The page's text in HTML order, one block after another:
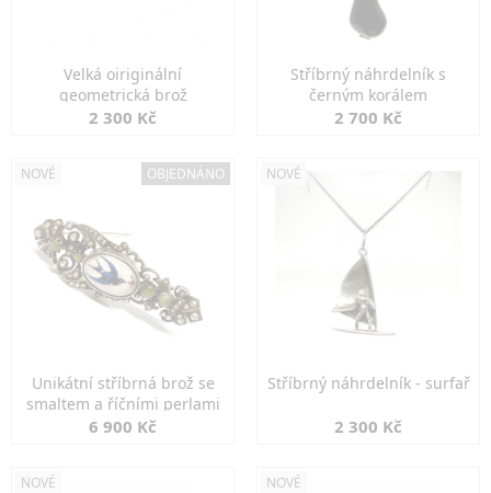
Velká oiriginální
geometrická brož
2 300 Kč
Stříbrný náhrdelník s
černým korálem
2 700 Kč
NOVÉ OBJEDNÁNO
Unikátní stříbrná brož se
smaltem a říčními perlami
6 900 Kč
NOVÉ
Stříbrný náhrdelník - surfař
2 300 Kč
NOVÉ NOVÉ